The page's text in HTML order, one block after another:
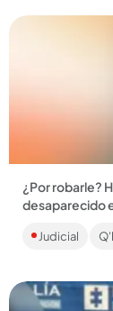
¿Por robarle?
desaparecido
Del hombre,
12 de julio,
Judicial